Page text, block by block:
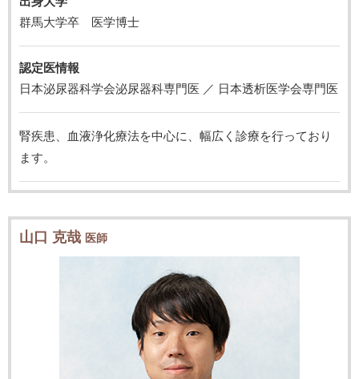
群馬大学卒 医学博士
認定医情報
日本泌尿器科学会泌尿器科専門医 ／ 日本透析医学会専門医
腎疾患、血液浄化療法を中心に、幅広く診療を行っており
ます。
山口 克哉 医師